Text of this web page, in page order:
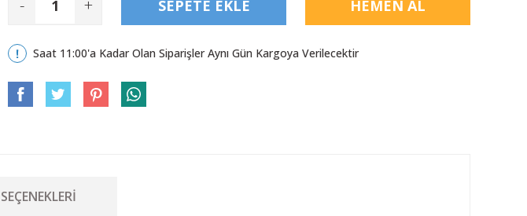
- + SEPETE EKLE HEMEN AL
Saat 11:00'a Kadar Olan Siparişler Aynı Gün Kargoya Verilecektir